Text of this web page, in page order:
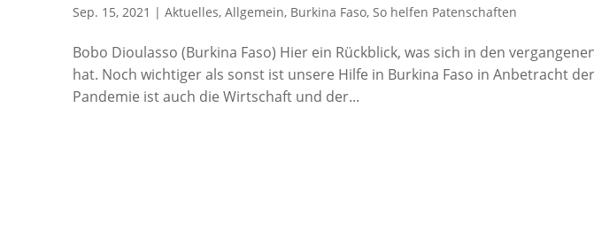
Sep. 15, 2021 | Aktuelles, Allgemein, Burkina Faso, So helfen Patenschaften
Bobo Dioulasso (Burkina Faso) Hier ein Rückblick, was sich in den
hat. Noch wichtiger als sonst ist unsere Hilfe in Burkina Faso in Anbetracht
Pandemie ist auch die Wirtschaft und der...